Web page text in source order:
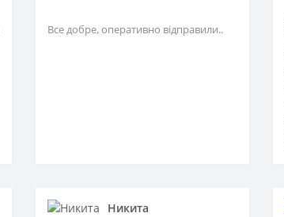
Все добре, оперативно відправили..
Никита